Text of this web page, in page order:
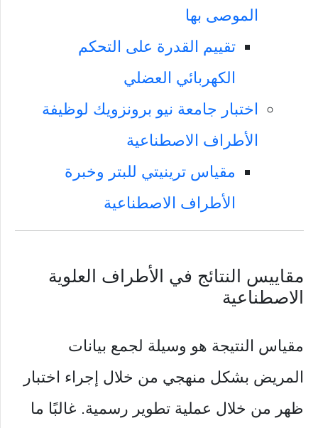
الموصى بها
تقييم القدرة على التحكم
الكهربائي العضلي
اختبار جامعة نيو برونزويك لوظيفة
الأطراف الاصطناعية
مقياس ترينيتي للبتر وخبرة
الأطراف الاصطناعية
مقاييس النتائج في الأطراف العلوية
الاصطناعية
مقياس النتيجة هو وسيلة لجمع بيانات
المريض بشكل منهجي من خلال إجراء اختبار
ظهر من خلال عملية تطوير رسمية. غالبًا ما